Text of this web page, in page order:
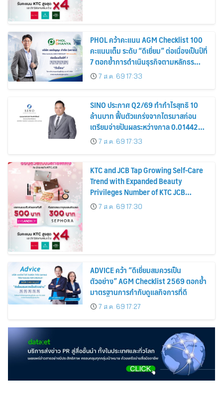
PHOL คว้าคะแนน AGM Checklist 100
คะแนนเต็ม ระดับ “ดีเยี่ยม” ต่อเนื่องเป็นปีที่
7 ตอกย้ำการดำเนินธุรกิจตามหลักธร
รมาภิบาล โปร่งใส สร้างความเชื่อมั่นผู้ถือ
หุ้น
7 ส.ค. 69 17:33
SINO ประกาศ Q2/69 ทำกำไรสุทธิ 10
ล้านบาท ฟื้นตัวแกร่งจากไตรมาสก่อน
เตรียมจ่ายปันผลระหว่างกาล 0.014423
บาทต่อหุ้น ครึ่งปีหลังมุ่งเติบโตต่อเนื่อง
7 ส.ค. 69 17:33
KTC and JCB Tap Growing Self-Care
Trend with Expanded Beauty
Privileges Number of KTC JCB
Cardmembers Spending on
Cosmetics Rises 26%
7 ส.ค. 69 17:30
ADVICE คว้า “ดีเยี่ยมสมควรเป็น
ตัวอย่าง” AGM Checklist 2569 ตอกย้ำ
มาตรฐานการกำกับดูแลกิจการที่ดี
7 ส.ค. 69 17:27